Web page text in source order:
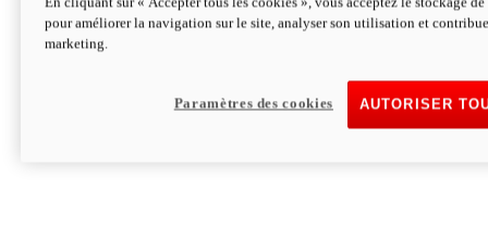
pour améliorer la navigation sur le site, analyser son utilisation et
marketing.
AUTORISER
Paramètres des cookies